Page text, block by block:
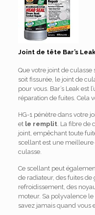
Joint de tête Bar’s
Que votre joint de
soit fissurée, le joint de
pour vous. Bar’s Leak est
réparation de fuites. Cela
HG-1 pénètre dans votre
et le remplit. La fibre de
joint, empêchant toute
scellant est une
culasse.
Ce scellant peut
de radiateur, des fuites
refroidissement, des
moteur. Sa polyvalence
savez jamais quand vous